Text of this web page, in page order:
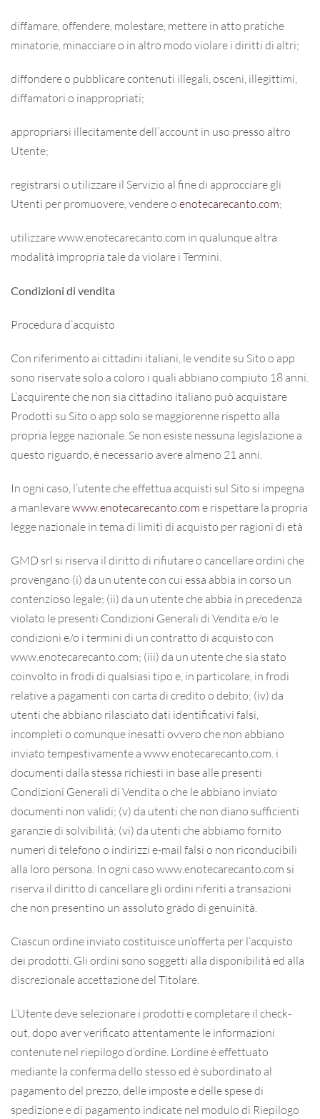
diffamare, offendere, molestare, mettere in atto pratiche
minatorie, minacciare o in altro modo violare i diritti di altri;
diffondere o pubblicare contenuti illegali, osceni, illegittimi,
diffamatori o inappropriati;
appropriarsi illecitamente dell’account in uso presso altro
Utente;
registrarsi o utilizzare il Servizio al fine di approcciare gli
Utenti per promuovere, vendere o enotecarecanto.com;
utilizzare www.enotecarecanto.com in qualunque altra
modalità impropria tale da violare i Termini.
Condizioni di vendita
Procedura d’acquisto
Con riferimento ai cittadini italiani, le vendite su Sito o app
sono riservate solo a coloro i quali abbiano compiuto 18 anni.
L’acquirente che non sia cittadino italiano può acquistare
Prodotti su Sito o app solo se maggiorenne rispetto alla
propria legge nazionale. Se non esiste nessuna legislazione a
questo riguardo, è necessario avere almeno 21 anni.
In ogni caso, l’utente che effettua acquisti sul Sito si impegna
a manlevarewww.enotecarecanto.com e rispettare la propria
legge nazionale in tema di limiti di acquisto per ragioni di età
GMD srl si riserva il diritto di rifiutare o cancellare ordini che
provengano (i) da un utente con cui essa abbia in corso un
contenzioso legale; (ii) da un utente che abbia in precedenza
violato le presenti Condizioni Generali di Vendita e/o le
condizioni e/o i termini di un contratto di acquisto con
www.enotecarecanto.com; (iii) da un utente che sia stato
coinvolto in frodi di qualsiasi tipo e, in particolare, in frodi
relative a pagamenti con carta di credito o debito; (iv) da
utenti che abbiano rilasciato dati identificativi falsi,
incompleti o comunque inesatti ovvero che non abbiano
inviato tempestivamente a www.enotecarecanto.com. i
documenti dalla stessa richiesti in base alle presenti
Condizioni Generali di Vendita o che le abbiano inviato
documenti non validi; (v) da utenti che non diano sufficienti
garanzie di solvibilità; (vi) da utenti che abbiamo fornito
numeri di telefono o indirizzi e-mail falsi o non riconducibili
alla loro persona. In ogni caso www.enotecarecanto.com si
riserva il diritto di cancellare gli ordini riferiti a transazioni
che non presentino un assoluto grado di genuinità.
Ciascun ordine inviato costituisce un’offerta per l’acquisto
dei prodotti. Gli ordini sono soggetti alla disponibilità ed alla
discrezionale accettazione del Titolare.
L’Utente deve selezionare i prodotti e completare il check-
out, dopo aver verificato attentamente le informazioni
contenute nel riepilogo d’ordine. L’ordine è effettuato
mediante la conferma dello stesso ed è subordinato al
pagamento del prezzo, delle imposte e delle spese di
spedizione e di pagamento indicate nel modulo di Riepilogo